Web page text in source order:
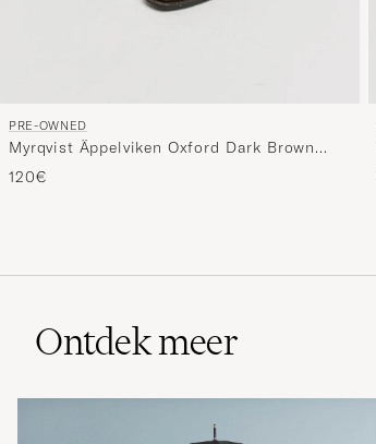
PRE-OWNED
Myrqvist Äppelviken Oxford Dark Brown
Suede UK6 - EU40
120€
Ontdek meer